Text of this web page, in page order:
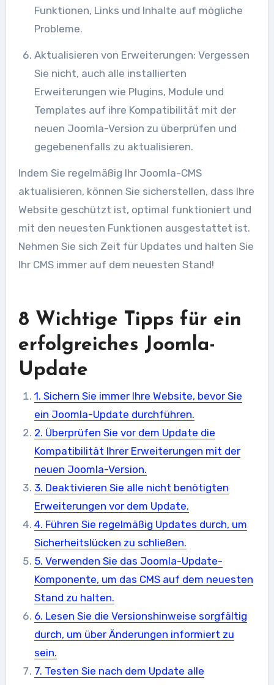
Funktionen, Links und Inhalte auf mögliche
Probleme.
Aktualisieren von Erweiterungen: Vergessen
Sie nicht, auch alle installierten
Erweiterungen wie Plugins, Module und
Templates auf ihre Kompatibilität mit der
neuen Joomla-Version zu überprüfen und
gegebenenfalls zu aktualisieren.
Indem Sie regelmäßig Ihr Joomla-CMS
aktualisieren, können Sie sicherstellen, dass Ihre
Website geschützt ist, optimal funktioniert und
mit den neuesten Funktionen ausgestattet ist.
Nehmen Sie sich Zeit für Updates und halten Sie
Ihr CMS immer auf dem neuesten Stand!
8 Wichtige Tipps für ein
erfolgreiches Joomla-
Update
1. Sichern Sie immer Ihre Website, bevor Sie
ein Joomla-Update durchführen.
2. Überprüfen Sie vor dem Update die
Kompatibilität Ihrer Erweiterungen mit der
neuen Joomla-Version.
3. Deaktivieren Sie alle nicht benötigten
Erweiterungen vor dem Update.
4. Führen Sie regelmäßig Updates durch, um
Sicherheitslücken zu schließen.
5. Verwenden Sie das Joomla-Update-
Komponente, um das CMS auf dem neuesten
Stand zu halten.
6. Lesen Sie die Versionshinweise sorgfältig
durch, um über Änderungen informiert zu
sein.
7. Testen Sie nach dem Update alle